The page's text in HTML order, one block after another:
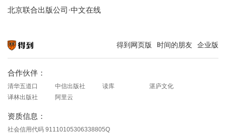
北京联合出版公司·中文在线
得到网页版 时间的朋友 企业版
合作伙伴：
清华五道口 中信出版社 读库
湛庐文化
译林出版社
阿里云
资质信息：
社会信用代码 91110105306338805Q